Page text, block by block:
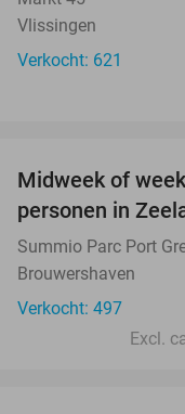
Vlissingen
Verkocht: 621
Midweek of
personen in
Summio Parc Port
Brouwershaven
Verkocht: 497
Excl.